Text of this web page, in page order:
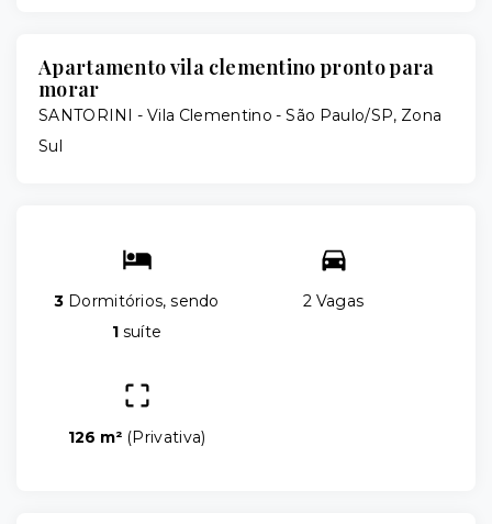
Apartamento vila clementino pronto para
morar
SANTORINI -Vila Clementino - São Paulo/SP, Zona
Sul
3 Dormitórios, sendo
1 suíte
2 Vagas
126 m² (Privativa)